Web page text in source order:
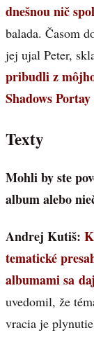
dnešnou nič
balada. Časom
jej ujal Peter,
pribudli z
Shadows
Texty
Mohli by ste
album alebo
Andrej Kutiš:
tematické
albumami sa
uvedomil, že
vracia je